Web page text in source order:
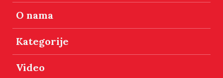
O nama
Kategorije
Video